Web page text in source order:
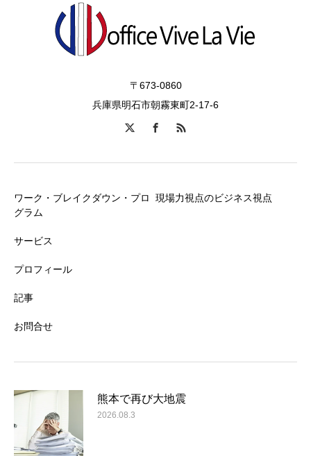
〒673-0860
兵庫県明石市朝霧東町2-17-6
ワーク・ブレイクダウン・プロ
グラム
サービス
プロフィール
記事
お問合せ
現場力視点のビジネス視点
熊本で再び大地震
2026.08.3